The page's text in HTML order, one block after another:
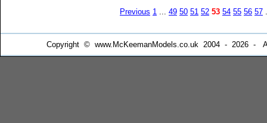
Previous 1 ... 49 50 51 52 53 54 55 56 57
Copyright © www.McKeemanModels.co.uk 2004 - 2026 -